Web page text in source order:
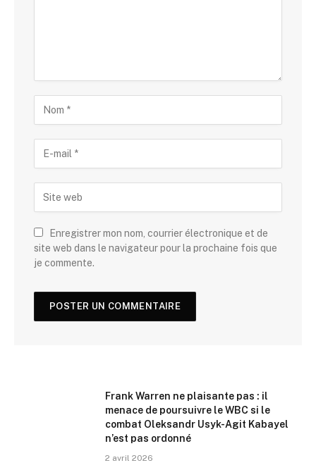
Enregistrer mon nom, courrier électronique et de
site web dans le navigateur pour la prochaine fois que
je commente.
Frank Warren ne plaisante pas : il
menace de poursuivre le WBC si le
combat Oleksandr Usyk-Agit Kabayel
n’est pas ordonné
2 avril 2026